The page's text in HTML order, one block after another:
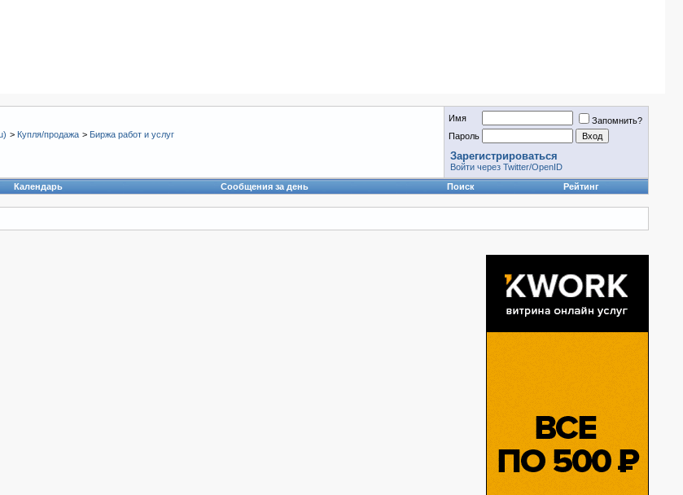
> Купля/продажа > Биржа работ и услуг
Имя
Запомнить?
Пароль
Зарегистрироваться
Войти через Twitter/OpenID
Календарь Сообщения за день Поиск Рейтинг